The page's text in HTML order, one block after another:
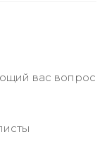
вас вопрос